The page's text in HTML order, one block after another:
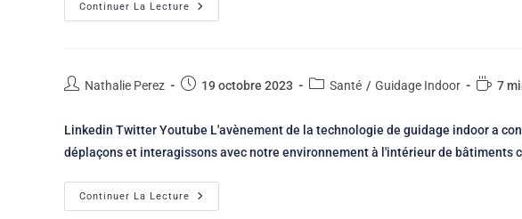
Continuer La Lecture
Nathalie Perez 19 octobre 2023 Santé / Guidage Indoor 7
Linkedin Twitter Youtube L'avènement de la technologie de guidage indoor a
déplaçons et interagissons avec notre environnement à l'intérieur de bâtiments
Continuer La Lecture